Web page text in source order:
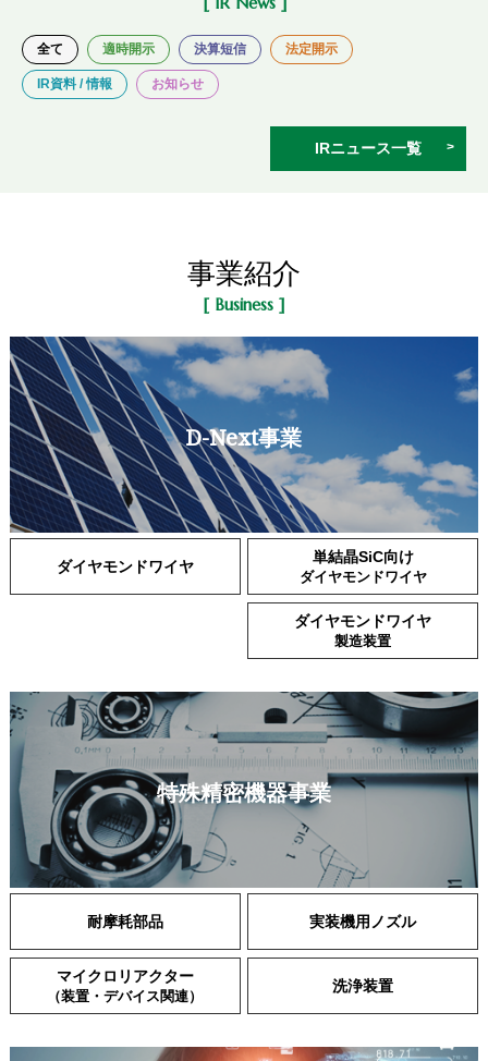
全て 適時開示 決算短信 法定開示
IR資料 / 情報 お知らせ
IRニュース一覧
事業紹介
[ Business ]
D-Next事業
ダイヤモンドワイヤ
単結晶SiC向け
ダイヤモンドワイヤ
ダイヤモンドワイヤ
製造装置
特殊精密機器事業
耐摩耗部品 実装機用ノズル
マイクロリアクター
（装置・デバイス関連）
洗浄装置